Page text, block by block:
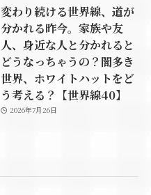
変わり続ける世界線、道が
分かれる昨今。家族や友
人、身近な人と分かれると
どうなっちゃうの？闇多き
世界、ホワイトハットをど
う考える？【世界線40】
2026年7月26日